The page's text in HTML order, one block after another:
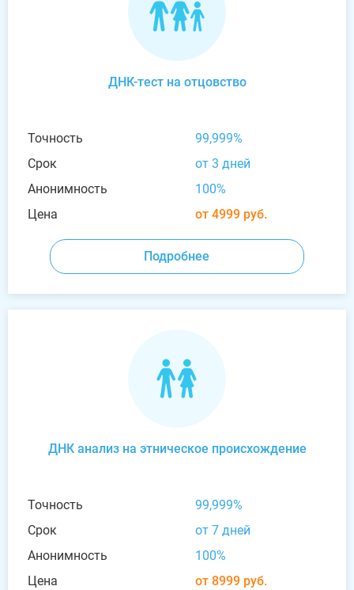
ДНК-тест на отцовство
Точность
99,999%
Срок
от 3 дней
Анонимность
100%
Цена
от 4999 руб.
Подробнее
ДНК анализ на этническое происхождение
Точность
99,999%
Срок
от 7 дней
Анонимность
100%
Цена
от 8999 руб.